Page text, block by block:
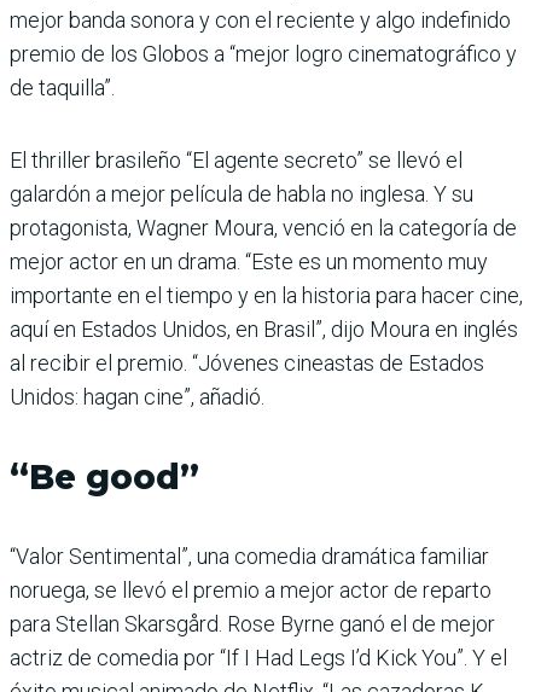
mejor banda sonora y con el reciente y algo indefinido
premio de los Globos a “mejor logro cinematográfico y
de taquilla”.
El thriller brasileño “El agente secreto” se llevó el
galardón a mejor película de habla no inglesa. Y su
protagonista, Wagner Moura, venció en la categoría de
mejor actor en un drama. “Este es un momento muy
importante en el tiempo y en la historia para hacer cine,
aquí en Estados Unidos, en Brasil”, dijo Moura en inglés
al recibir el premio. “Jóvenes cineastas de Estados
Unidos: hagan cine”, añadió.
“Be good”
“Valor Sentimental”, una comedia dramática familiar
noruega, se llevó el premio a mejor actor de reparto
para Stellan Skarsgård. Rose Byrne ganó el de mejor
actriz de comedia por “If I Had Legs I’d Kick You”. Y el